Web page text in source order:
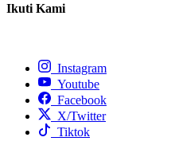
Ikuti Kami
Instagram
Youtube
Facebook
X/Twitter
Tiktok